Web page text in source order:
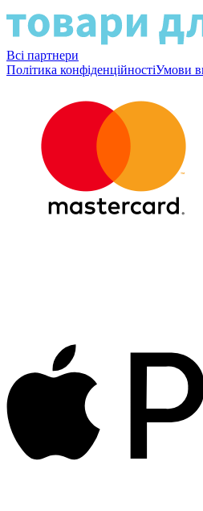
Всі партнери
Політика конфіденційностіУмови